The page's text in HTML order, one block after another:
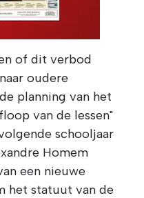
of dit verbod
oudere
planning van het
van de lessen"
schooljaar
Homem
een nieuwe
het statuut van de